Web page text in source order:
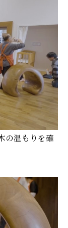
の温もりを確